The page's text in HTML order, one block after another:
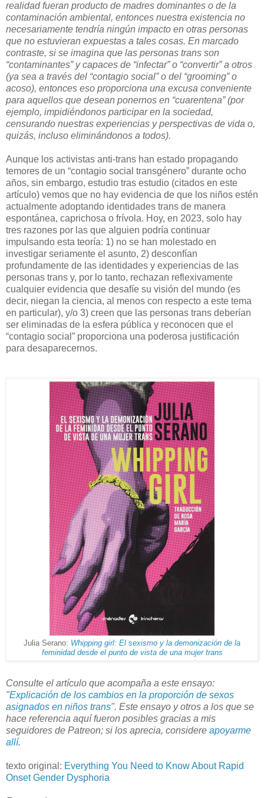
realidad fueran producto de madres dominantes o de la
contaminación ambiental, entonces nuestra existencia no
necesariamente tendría ningún impacto en otras personas
que no estuvieran expuestas a tales cosas. En marcado
contraste, si se imagina que las personas trans son
“contaminantes” y capaces de “infectar” o “convertir” a otros
(ya sea a través del “contagio social” o del “grooming” o
acoso), entonces eso proporciona una excusa conveniente
para aquellos que desean ponernos en “cuarentena” (por
ejemplo, impidiéndonos participar en la sociedad,
censurando nuestras experiencias y perspectivas de vida o,
quizás, incluso eliminándonos a todos).
Aunque los activistas anti-trans han estado propagando
temores de un “contagio social transgénero” durante ocho
años, sin embargo, estudio tras estudio (citados en este
artículo) vemos que no hay evidencia de que los niños estén
actualmente adoptando identidades trans de manera
espontánea, caprichosa o frívola. Hoy, en 2023, solo hay
tres razones por las que alguien podría continuar
impulsando esta teoría: 1) no se han molestado en
investigar seriamente el asunto, 2) desconfían
profundamente de las identidades y experiencias de las
personas trans y, por lo tanto, rechazan reflexivamente
cualquier evidencia que desafíe su visión del mundo (es
decir, niegan la ciencia, al menos con respecto a este tema
en particular), y/o 3) creen que las personas trans deberían
ser eliminadas de la esfera pública y reconocen que el
“contagio social” proporciona una poderosa justificación
para desaparecernos.
Julia Serano: Whipping girl: El sexismo y la demonización de la
feminidad desde el punto de vista de una mujer trans
Consulte el artículo que acompaña a este ensayo:
"Explicación de los cambios en la proporción de sexos
asignados en niños trans". Este ensayo y otros a los que se
hace referencia aquí fueron posibles gracias a mis
seguidores de Patreon; si los aprecia, considere apoyarme
allí.
texto original: Everything You Need to Know About Rapid
Onset Gender Dysphoria